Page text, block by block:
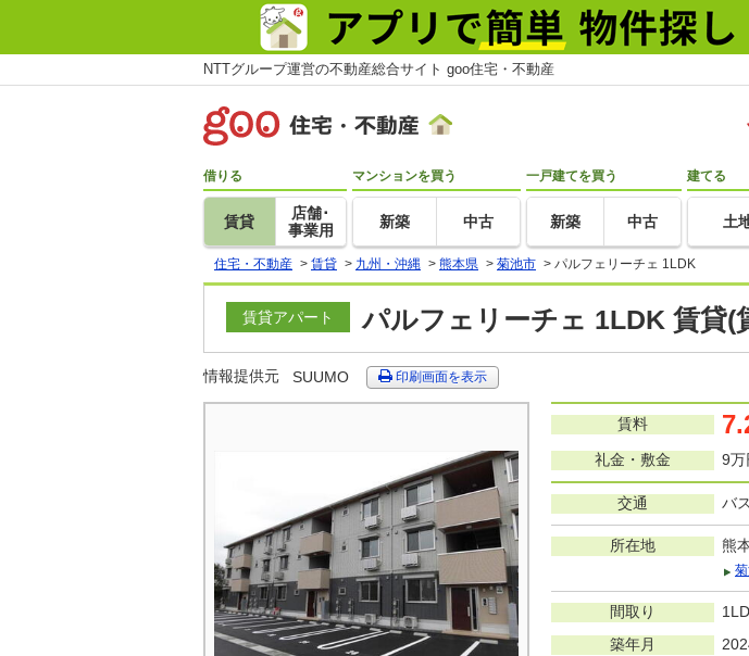
NTTグループ運営の不動産総合サイト goo住宅・不動産
借りる
賃貸
店舗･
事業用
マンションを買う
新築 中古
一戸建てを買う
新築 中古
建てる
土
住宅・不動産 > 賃貸 > 九州・沖縄 > 熊本県 > 菊池市 > パルフェリーチェ 1LDK
賃貸アパート パルフェリーチェ 1LDK 賃貸(
情報提供元 SUUMO 印刷画面を表示
賃料
礼金・敷金
9万
交通 バ
所在地 熊
間取り
築年月